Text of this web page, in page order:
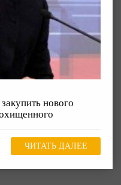
нового
ЧИТАТЬ ДАЛЕЕ